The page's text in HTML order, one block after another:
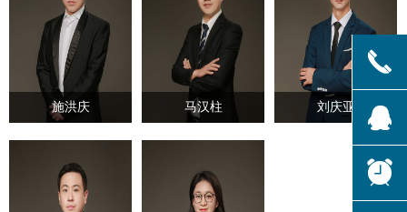
施洪庆 马汉柱 刘庆亚
끅
뀩
뀥